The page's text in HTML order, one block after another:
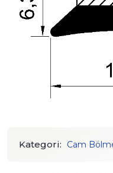
Kategori: Cam